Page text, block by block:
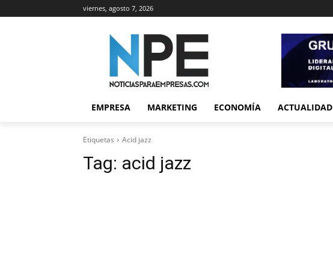
viernes, agosto 7, 2026
EMPRESA MARKETING ECONOMÍA ACTUALIDAD
Etiquetas Acid jazz
Tag: acid jazz